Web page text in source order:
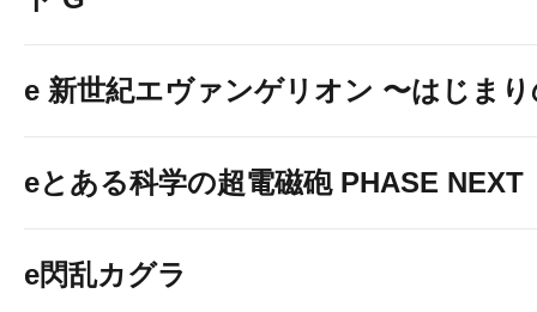
e 新世紀エヴァンゲリオン 〜はじま
eとある科学の超電磁砲 PHASE NEXT
e閃乱カグラ